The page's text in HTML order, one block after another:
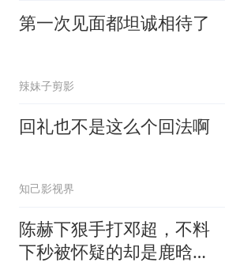
第一次见面都坦诚相待了
辣妹子剪影
回礼也不是这么个回法啊
知己影视界
陈赫下狠手打邓超，不料
下秒被怀疑的却是鹿晗，